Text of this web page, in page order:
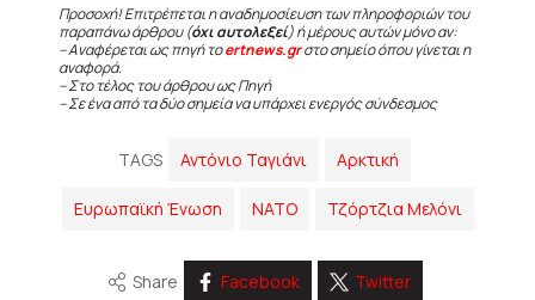
Προσοχή! Επιτρέπεται η αναδημοσίευση των πληροφοριών του
παραπάνω άρθρου (όχι αυτολεξεί) ή μέρους αυτών μόνο αν:
– Αναφέρεται ως πηγή τοertnews.grστο σημείο όπου γίνεται η
αναφορά.
– Στο τέλος του άρθρου ως Πηγή
– Σε ένα από τα δύο σημεία να υπάρχει ενεργός σύνδεσμος
TAGS Αντόνιο Ταγιάνι Αρκτική
Ευρωπαϊκή Ένωση ΝΑΤΟ Τζόρτζια Μελόνι
Share Facebook Twitter